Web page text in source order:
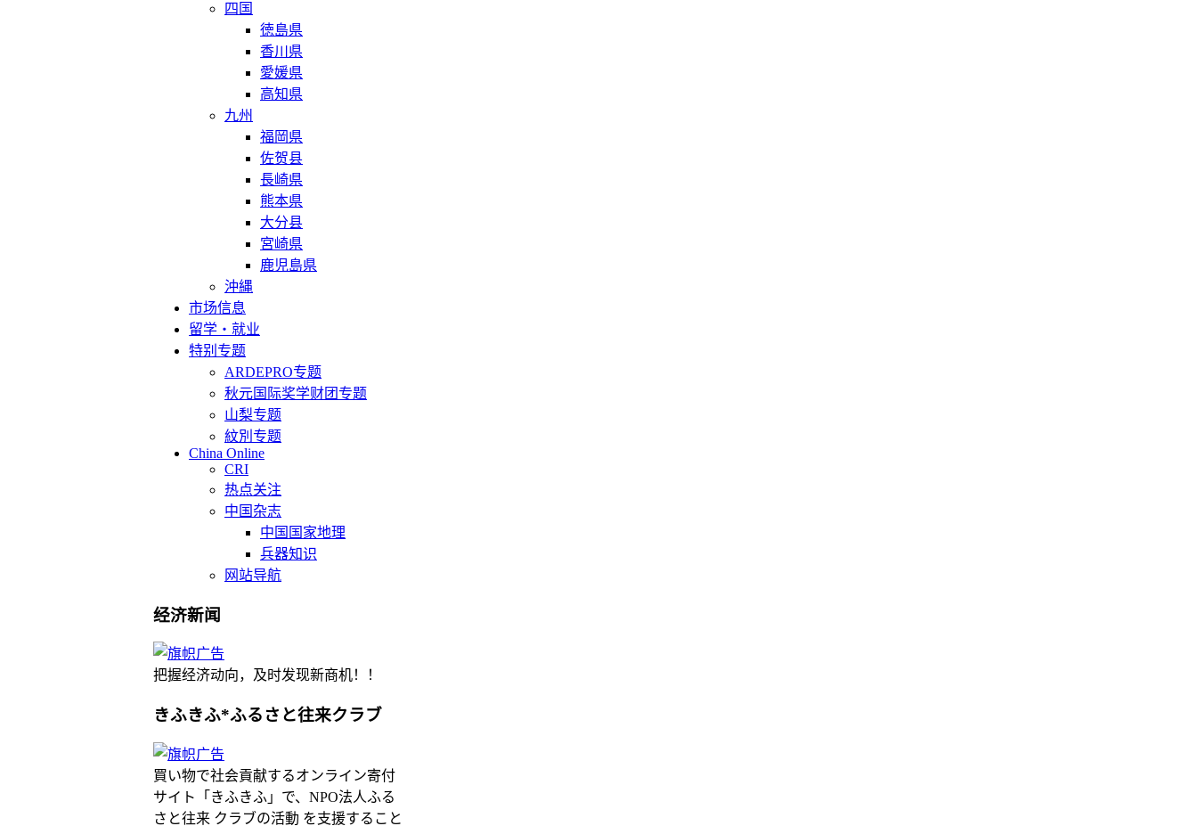
四国
徳島県
香川県
愛媛県
高知県
九州
福岡県
佐贺县
長崎県
熊本県
大分县
宮崎県
鹿児島県
沖縄
市场信息
留学・就业
特别专题
ARDEPRO专题
秋元国际奖学财团专题
山梨专题
紋別专题
China Online
CRI
热点关注
中国杂志
中国国家地理
兵器知识
网站导航
经济新闻
把握经济动向，及时发现新商机！！
きふきふ*ふるさと往来クラブ
買い物で社会貢献するオンライン寄付
サイト「きふきふ」で、NPO法人ふる
さと往来 クラブの活動 を支援すること